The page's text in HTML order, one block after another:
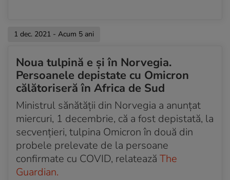
1 dec. 2021 - Acum 5 ani
Noua tulpină e și în Norvegia.
Persoanele depistate cu Omicron
călătoriseră în Africa de Sud
Ministrul sănătății din Norvegia a anunțat
miercuri, 1 decembrie, că a fost depistată, la
secvențieri, tulpina Omicron în două din
probele prelevate de la persoane
confirmate cu COVID, relatează The
Guardian.